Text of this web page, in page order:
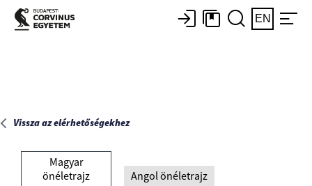
Főoldal
EN
Vissza az elérhetőségekhez
Magyar
önéletrajz
Angol önéletrajz